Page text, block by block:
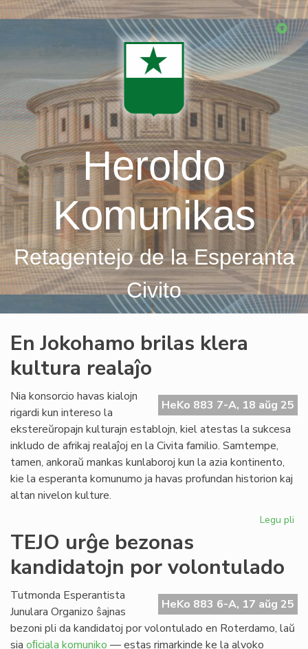
Skip
Heroldo
Komunikas
Retagentejo de la Esperanta
Civito
En Jokohamo brilas klera
kultura realaĵo
HeKo 883 7-A, 18 aŭg 25
Nia konsorcio havas kialojn
rigardi kun intereso la
ekstereŭropajn kulturajn establojn, kiel atestas la sukcesa
inkludo de afrikaj realaĵoj en la Civita familio. Samtempe,
tamen, ankoraŭ mankas kunlaboroj kun la azia kontinento,
kie la esperanta komunumo ja havas profundan historion kaj
altan nivelon kulture.
Legu pli
TEJO urĝe bezonas
kandidatojn por volontulado
HeKo 883 6-A, 17 aŭg 25
Tutmonda Esperantista
Junulara Organizo ŝajnas
bezoni pli da kandidatoj por volontulado en Roterdamo, laŭ
sia oﬁciala komuniko — estas rimarkinde ke la alvoko